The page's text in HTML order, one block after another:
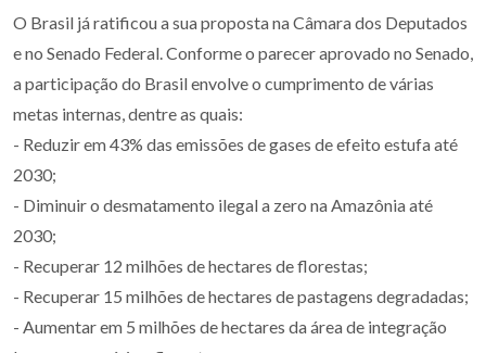
O Brasil já ratificou a sua proposta na Câmara dos Deputados
e no Senado Federal. Conforme o parecer aprovado no Senado,
a participação do Brasil envolve o cumprimento de várias
metas internas, dentre as quais:
- Reduzir em 43% das emissões de gases de efeito estufa até
2030;
- Diminuir o desmatamento ilegal a zero na Amazônia até
2030;
- Recuperar 12 milhões de hectares de florestas;
- Recuperar 15 milhões de hectares de pastagens degradadas;
- Aumentar em 5 milhões de hectares da área de integração